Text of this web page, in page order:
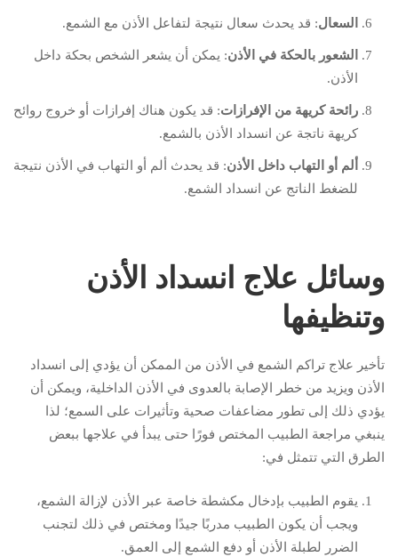
السعال: قد يحدث سعال نتيجة لتفاعل الأذن مع الشمع.
الشعور بالحكة في الأذن: يمكن أن يشعر الشخص بحكة داخل
الأذن.
رائحة كريهة من الإفرازات: قد يكون هناك إفرازات أو خروج روائح
كريهة ناتجة عن انسداد الأذن بالشمع.
ألم أو التهاب داخل الأذن: قد يحدث ألم أو التهاب في الأذن نتيجة
للضغط الناتج عن انسداد الشمع.
وسائل علاج انسداد الأذن
وتنظيفها
تأخير علاج تراكم الشمع في الأذن من الممكن أن يؤدي إلى انسداد
الأذن ويزيد من خطر الإصابة بالعدوى في الأذن الداخلية، ويمكن أن
يؤدي ذلك إلى تطور مضاعفات صحية وتأثيرات على السمع؛ لذا
ينبغي مراجعة الطبيب المختص فورًا حتى يبدأ في علاجها ببعض
الطرق التي تتمثل في:
يقوم الطبيب بإدخال مكشطة خاصة عبر الأذن لإزالة الشمع،
ويجب أن يكون الطبيب مدربًا جيدًا ومختص في ذلك لتجنب
الضرر لطبلة الأذن أو دفع الشمع إلى العمق.